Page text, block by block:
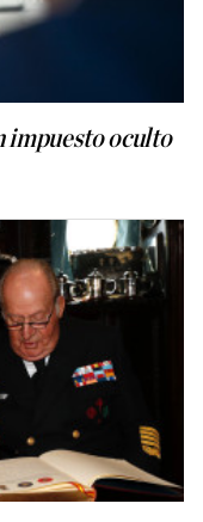
impuesto oculto